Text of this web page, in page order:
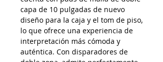
capa de 10 pulgadas de nuevo
diseño para la caja y el tom de piso,
lo que ofrece una experiencia de
interpretación más cómoda y
auténtica. Con disparadores de